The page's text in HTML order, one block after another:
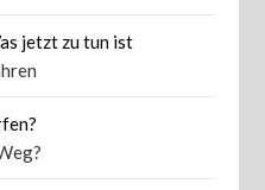
jetzt zu tun ist